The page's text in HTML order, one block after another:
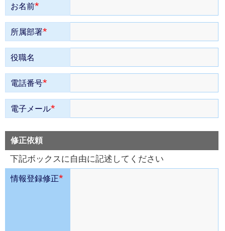
お名前*
所属部署*
役職名
電話番号*
電子メール*
修正依頼
下記ボックスに自由に記述してください
情報登録修正*